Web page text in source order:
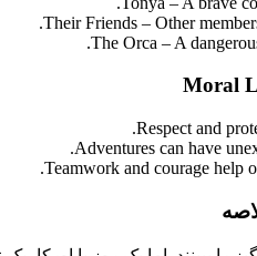
Moral
Respect and